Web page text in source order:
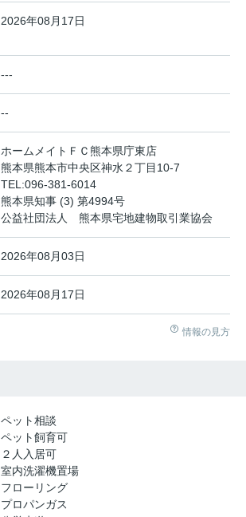
2026年08月17日
---
--
ホームメイトＦＣ熊本県庁東店
熊本県熊本市中央区神水２丁目10-7
TEL:096-381-6014
熊本県知事 (3) 第4994号
公益社団法人 熊本県宅地建物取引業協会
2026年08月03日
2026年08月17日
情報の見方
ペット相談
ペット飼育可
２人入居可
室内洗濯機置場
フローリング
プロパンガス